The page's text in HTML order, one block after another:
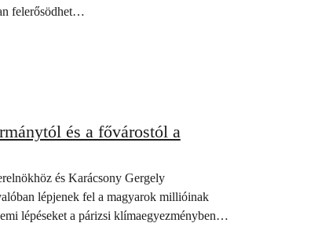
felerősödhet…
és a fővárostól a
és Karácsony Gergely
lépjenek fel a magyarok millióinak
lépéseket a párizsi klímaegyezményben